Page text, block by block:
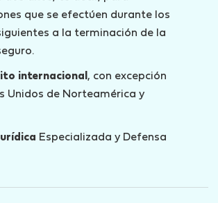
que se efectúen durante los
a la terminación de la
internacional , con excepción
Unidos de Norteamérica y
Especializada y Defensa